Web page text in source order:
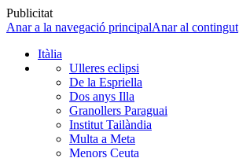
Publicitat
Anar a la navegació principalAnar al contingut
Itàlia
Ulleres eclipsi
De la Espriella
Dos anys Illa
Granollers Paraguai
Institut Tailàndia
Multa a Meta
Menors Ceuta